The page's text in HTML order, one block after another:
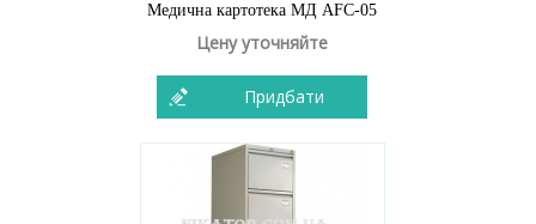
Медична картотека МД AFC-05
Цену уточняйте
Придбати